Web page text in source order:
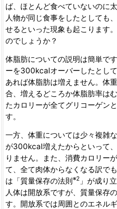
ば、ほとんど食べていないのに
人物が同じ食事をしたとしても
せるといった現象も起こります
のでしょうか？
体脂肪についての説明は簡単で
ーを300kcalオーバーしたとし
あれば体脂肪は増えません。体
合、増えるどころか体脂肪率は
たカロリーが全てグリコーゲン
す。
一方、体重については少々複雑
が300kcal増えたからといって
りません。また、消費カロリー
て、全て肉体からなくなる訳で
は「質量保存の法則※2」が成り
人体は開放系ですが、質量保存
す。開放系では周囲とのエネル